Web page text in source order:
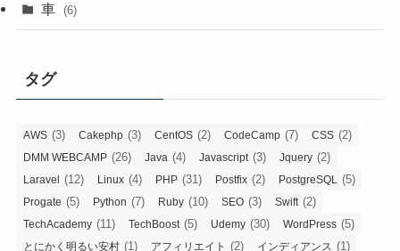
車 (6)
タグ
AWS (3) Cakephp (3) CentOS (2) CodeCamp (7) CSS (2)
DMM WEBCAMP (26) Java (4) Javascript(3) Jquery (2)
Laravel (12) Linux (4) PHP (31) Postfix (2) PostgreSQL (5)
Progate (5) Python (7) Ruby (10) SEO (3) Swift(2)
TechAcademy (11) TechBoost(5) Udemy (30) WordPress (5)
とにかく明るい安村 (1) アフィリエイト (2) インディアンス (1)